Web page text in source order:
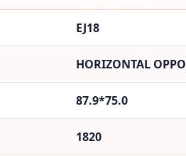
EJ18
HORIZONTAL
87.9*75.0
1820